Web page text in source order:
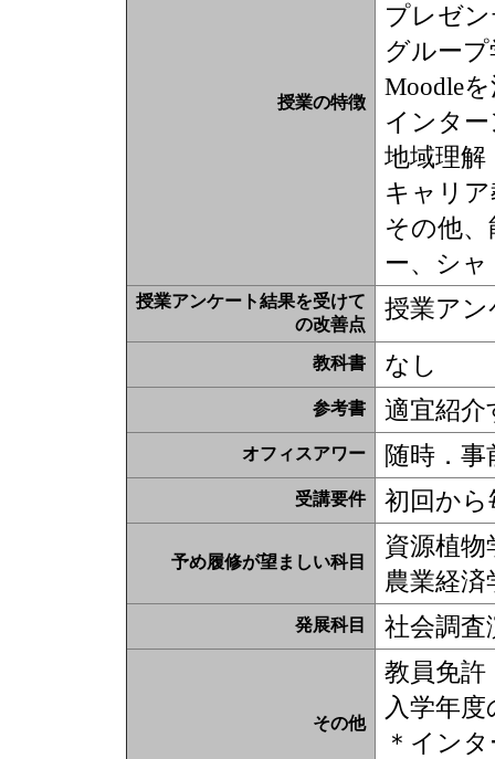
授業の特徴
プレゼ
グルー
Moodle
インタ
地域理解
キャリ
その他
ー、シ
授業アンケート結果を受けて
の改善点
授業ア
教科書 なし
参考書 適宜紹介
オフィスアワー 随時．
受講要件 初回か
予め履修が望ましい科目
資源植物
農業経済
発展科目 社会調査
その他
教員免許
入学年
＊イン